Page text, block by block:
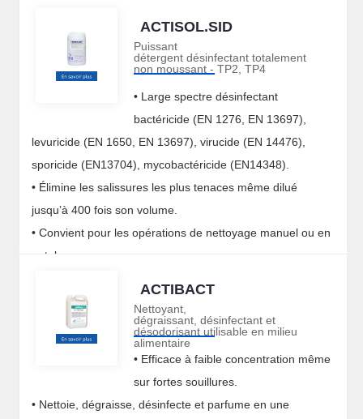
et utilisable en Agriculture Biologique (AB).
ACTISOL.SID
Puissant
détergent désinfectant totalement
non moussant - TP2, TP4
• Large spectre désinfectant
bactéricide (EN 1276, EN 13697),
levuricide (EN 1650, EN 13697), virucide (EN 14476),
sporicide (EN13704), mycobactéricide (EN14348).
• Élimine les salissures les plus tenaces même dilué
jusqu’à 400 fois son volume.
• Convient pour les opérations de nettoyage manuel ou en
autolaveuse.
ACTIBACT
Nettoyant,
dégraissant, désinfectant et
désodorisant utilisable en milieu
alimentaire
• Efficace à faible concentration même
sur fortes souillures.
• Nettoie, dégraisse, désinfecte et parfume en une